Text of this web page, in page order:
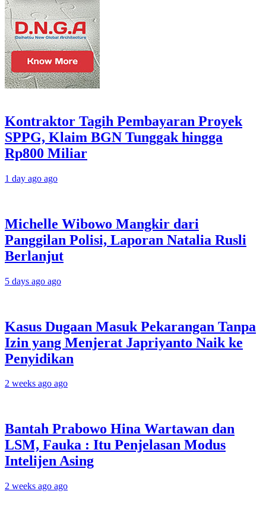
Kontraktor Tagih Pembayaran Proyek
SPPG, Klaim BGN Tunggak hingga
Rp800 Miliar
1 day ago ago
Michelle Wibowo Mangkir dari
Panggilan Polisi, Laporan Natalia Rusli
Berlanjut
5 days ago ago
Kasus Dugaan Masuk Pekarangan Tanpa
Izin yang Menjerat Japriyanto Naik ke
Penyidikan
2 weeks ago ago
Bantah Prabowo Hina Wartawan dan
LSM, Fauka : Itu Penjelasan Modus
Intelijen Asing
2 weeks ago ago